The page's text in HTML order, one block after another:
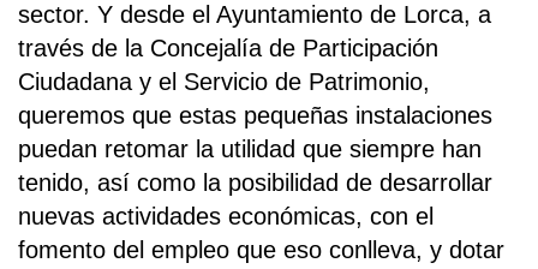
sector. Y desde el Ayuntamiento de Lorca, a
través de la Concejalía de Participación
Ciudadana y el Servicio de Patrimonio,
queremos que estas pequeñas instalaciones
puedan retomar la utilidad que siempre han
tenido, así como la posibilidad de desarrollar
nuevas actividades económicas, con el
fomento del empleo que eso conlleva, y dotar